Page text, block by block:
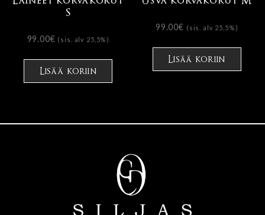
S
99.00€ (sis. alv 25,5%)
Lisää koriin
99.00€ (sis. alv 25,5%)
Lisää koriin